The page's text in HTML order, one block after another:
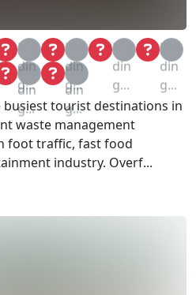
Loa
din
g...
Loa
din
g...
Loa
din
g...
Loa
din
g...
Loa
din
g...
Loa
din
g...
busiest tourist destinations in
waste management
foot traffic, fast food
industry. Overf...